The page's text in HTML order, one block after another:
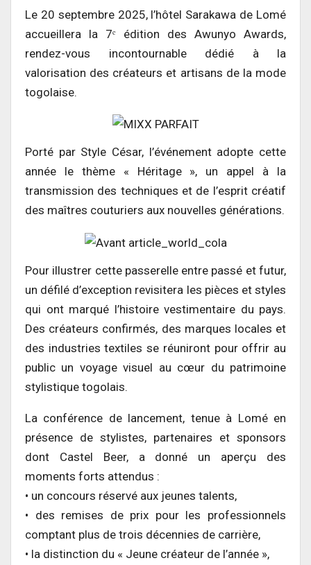
Le 20 septembre 2025, l’hôtel Sarakawa de Lomé
accueillera la 7ᵉ édition des Awunyo Awards,
rendez-vous incontournable dédié à la
valorisation des créateurs et artisans de la mode
togolaise.
Porté par Style César, l’événement adopte cette
année le thème « Héritage », un appel à la
transmission des techniques et de l’esprit créatif
des maîtres couturiers aux nouvelles générations.
Pour illustrer cette passerelle entre passé et futur,
un défilé d’exception revisitera les pièces et styles
qui ont marqué l’histoire vestimentaire du pays.
Des créateurs confirmés, des marques locales et
des industries textiles se réuniront pour offrir au
public un voyage visuel au cœur du patrimoine
stylistique togolais.
La conférence de lancement, tenue à Lomé en
présence de stylistes, partenaires et sponsors
dont Castel Beer, a donné un aperçu des
moments forts attendus :
• un concours réservé aux jeunes talents,
• des remises de prix pour les professionnels
comptant plus de trois décennies de carrière,
• la distinction du « Jeune créateur de l’année »,